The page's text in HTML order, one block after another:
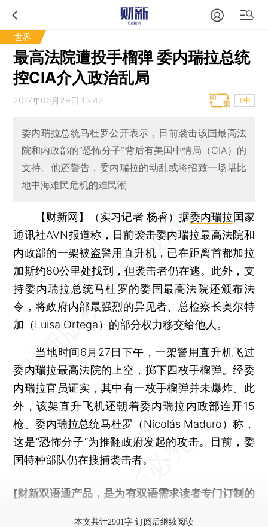
世界
最高法院遭投手榴弹 委内瑞拉总统
控CIA介入政治乱局
2017年06月29日 13:42 T中
委内瑞拉总统马杜罗公开表示，日前袭击该国最高法
院和内政部的“恐怖分子”背后有美国中情局（CIA）的
支持。他还警告，委内瑞拉的动乱或将招致一场堪比
地中海难民危机的难民潮
【财新网】（实习记者 杨睿）据委内瑞拉国家
通讯社AVN报道称，日前袭击委内瑞拉最高法院和
内政部的一架被盗警用直升机，已在距离首都加拉
加斯约80公里处找到，但袭击者仍在逃。此外，支
持委内瑞拉总统马杜罗的委国最高法院还颁布法
令，将政府内部最强烈的异见者、总检察长奥尔特
加（Luisa Ortega）的部分权力移交给他人。
当地时间6月27日下午，一架警用直升机飞过
委内瑞拉最高法院的上空，掷下四枚手榴弹。经委
内瑞拉官员证实，其中有一枚手榴弹并未爆炸。此
外，该架直升飞机还朝着委内瑞拉内政部连开15
枪。委内瑞拉总统马杜罗（Nicolás Maduro）称，
这是“恐怖分子”为推翻政府发起的攻击。目前，委
国特种部队仍在搜捕袭击者。
[财新双语通产品，是为有双语需求读者专门订制的
本文共计2901字 订阅后继续阅读